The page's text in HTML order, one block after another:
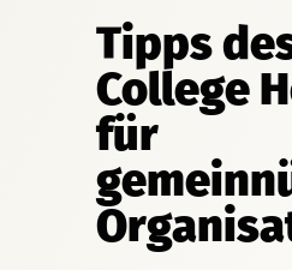
Tipps
College
für